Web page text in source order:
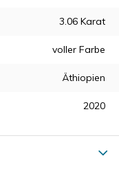
3.06 Karat
voller Farbe
Äthiopien
2020